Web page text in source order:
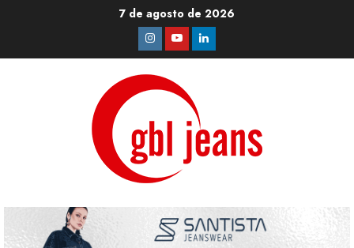
7 de agosto de 2026
Instagram
YoutubeLinkedin